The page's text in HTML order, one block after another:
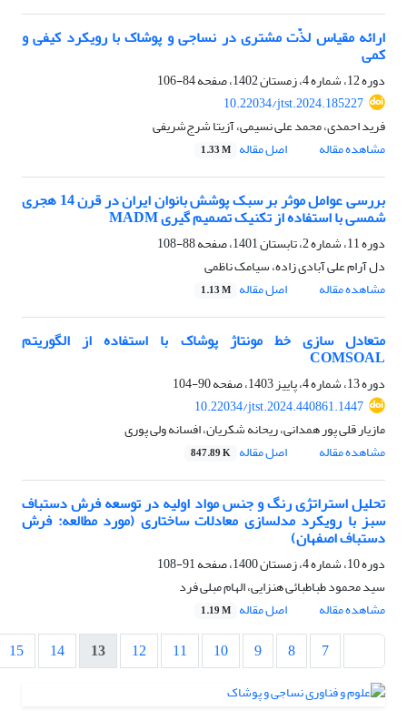
ارائه مقیاس لذّت مشتری در نساجی و پوشاک با رویکرد کیفی و
کمی
دوره 12، شماره 4، زمستان 1402، صفحه
84-106
10.22034/jtst.2024.185227
فرید احمدی، محمد علی نسیمی، آزیتا شرج‌شریفی
مشاهده مقاله
اصل مقاله 1.33 M
بررسی عوامل موثر بر سبک پوشش بانوان ایران در قرن 14 هجری
شمسی با استفاده از تکنیک تصمیم گیری MADM
دوره 11، شماره 2، تابستان 1401، صفحه
88-108
دل آرام علی آبادی زاده، سیامک ناظمی
مشاهده مقاله
اصل مقاله 1.13 M
متعادل سازی خط مونتاژ پوشاک با استفاده از الگوریتم
COMSOAL
دوره 13، شماره 4، پاییز 1403، صفحه
90-104
10.22034/jtst.2024.440861.1447
مازیار قلی پور همدانی، ریحانه شکریان، افسانه ولی پوری
مشاهده مقاله
اصل مقاله 847.89 K
تحلیل استراتژی رنگ و جنس مواد اولیه در توسعه فرش دستباف
سبز با رویکرد مدلسازی معادلات ساختاری (مورد مطالعه: فرش
دستباف اصفهان)
دوره 10، شماره 4، زمستان 1400، صفحه
91-108
سید محمود طباطبائی هنزایی، الهام مبلی فرد
مشاهده مقاله
اصل مقاله 1.19 M
7
8
9
10
11
12
13
14
15